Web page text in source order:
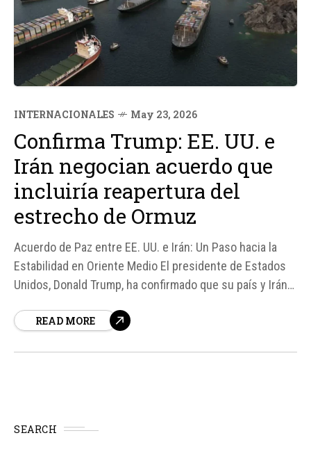
INTERNACIONALES May 23, 2026
Confirma Trump: EE. UU. e
Irán negocian acuerdo que
incluiría reapertura del
estrecho de Ormuz
Acuerdo de Paz entre EE. UU. e Irán: Un Paso hacia la
Estabilidad en Oriente Medio El presidente de Estados
Unidos, Donald Trump, ha confirmado que su país y Irán
reapertura del estrecho de Ormuz, una de las rutas
READ MORE
SEARCH